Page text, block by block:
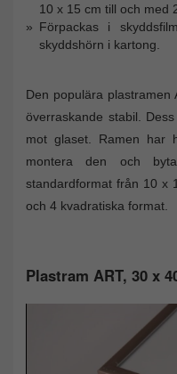
10 x 15 cm till och med
Förpackas i
skyddshörn i kartong.
Den populära
överraskande stabil.
mot glaset. Ramen har
montera den och
standardformat från 10 x
och 4 kvadratiska format.
Plastram ART, 30 x